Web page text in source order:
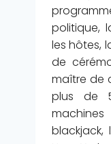
politique,
les hôtes,
de
maître de
plus de